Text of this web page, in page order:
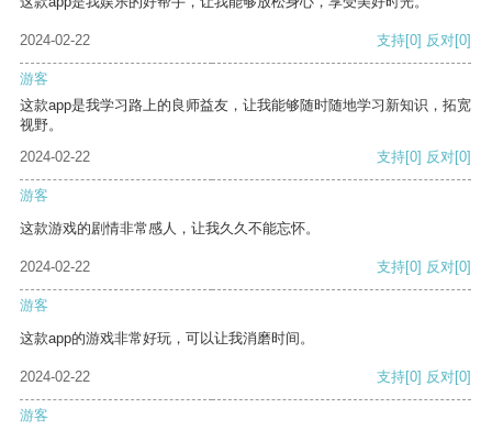
2024-02-22 支持[0] 反对[0]
游客
这款app是我学习路上的良师益友，让我能够随时随地学习新知识，拓宽
视野。
2024-02-22
支持[0] 反对[0]
游客
这款游戏的剧情非常感人，让我久久不能忘怀。
2024-02-22 支持[0] 反对[0]
游客
这款app的游戏非常好玩，可以让我消磨时间。
2024-02-22 支持[0] 反对[0]
游客